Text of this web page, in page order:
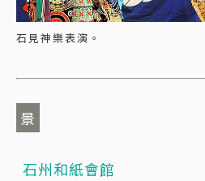
石見神樂表演。
景
石州和紙會館